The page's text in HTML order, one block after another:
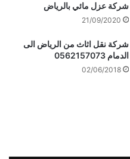
شركة عزل مائي بالرياض
21/09/2020
شركة نقل اثاث من الرياض الى
الدمام 0562157073
02/06/2018